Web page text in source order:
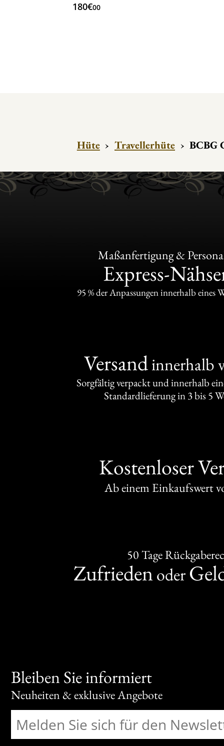
180€00
Hüte › Travellerhüte › BCBG
Maßanfertigung &
Express-
95 % der Anpassungen innerhalb eines
Versandinnerhalb
Sorgfältig verpackt und innerhalb
Standardlieferung in 3 bis 5
Kostenloser
Ab einem Einkaufswert
50 Tage
Zufrieden oder
Bleiben Sie informiert
Neuheiten & exklusive Angebote